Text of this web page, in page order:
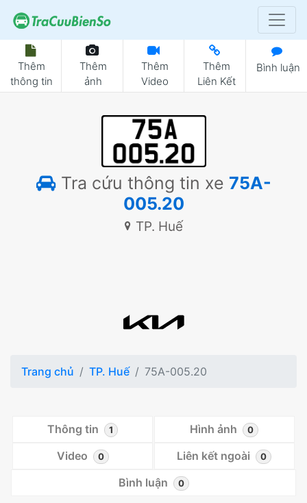
Thêm
thông tin
Thêm
ảnh
Thêm
Video
Thêm
Liên Kết
Bình luận
Tra cứu thông tin xe 75A-
005.20
TP. Huế
Trang chủ TP. Huế 75A-005.20
Thông tin 1 Hình ảnh 0
Video 0 Liên kết ngoài 0
Bình luận 0